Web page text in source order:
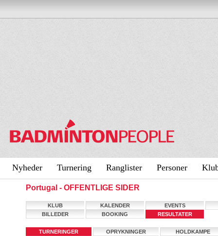
Nyheder Turnering Ranglister Personer
Portugal - OFFENTLIGE SIDER
KLUB KALENDER
EVENTS
BILLEDER
BOOKING RESULTATER
TURNERINGER OPRYKNINGER HOLDKAMPE